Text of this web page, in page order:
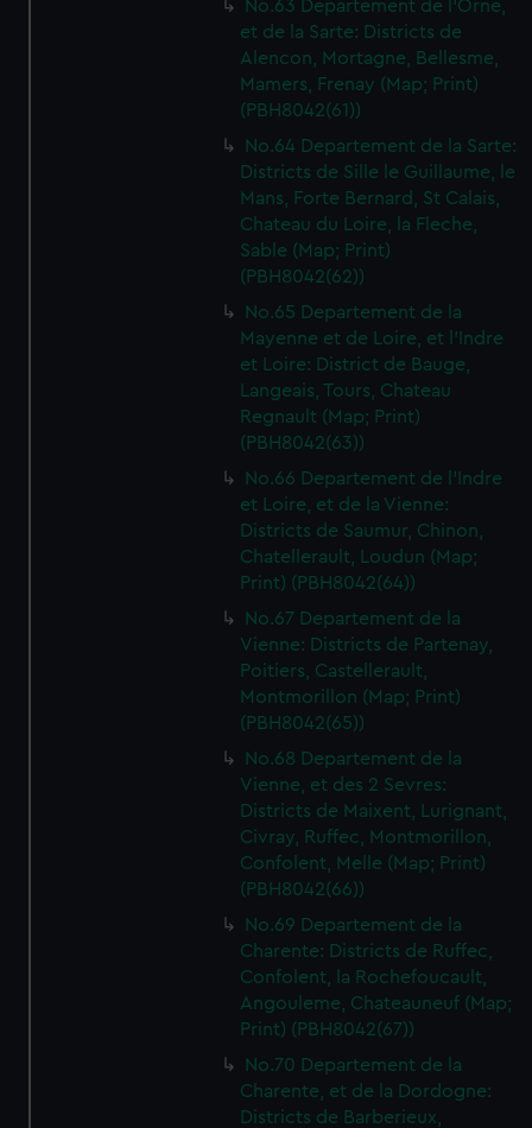
We’d like to use additional cookies to remember your
preferences, understand how our website is used, and to
help us improve it. We may also use cookies to tailor our
marketing to your interests and deliver embedded content
from third-party sources. You can choose to allow all
cookies, change your preferences or opt-out at any time.
No.63 Departement de l'Orne,
et de la Sarte: Districts de
Alencon, Mortagne, Bellesme,
Mamers, Frenay (Map; Print)
(PBH8042(61))
No.64 Departement de la Sarte:
Districts de Sille le Guillaume, le
Mans, Forte Bernard, St Calais,
Chateau du Loire, la Fleche,
Sable (Map; Print)
(PBH8042(62))
No.65 Departement de la
Mayenne et de Loire, et l'Indre
et Loire: District de Bauge,
Langeais, Tours, Chateau
Regnault (Map; Print)
(PBH8042(63))
No.66 Departement de l'Indre
et Loire, et de la Vienne:
Districts de Saumur, Chinon,
Chatellerault, Loudun (Map;
Print) (PBH8042(64))
No.67 Departement de la
Vienne: Districts de Partenay,
Poitiers, Castellerault,
Montmorillon (Map; Print)
(PBH8042(65))
No.68 Departement de la
Vienne, et des 2 Sevres:
Districts de Maixent, Lurignant,
Civray, Ruffec, Montmorillon,
Confolent, Melle (Map; Print)
(PBH8042(66))
No.69 Departement de la
Charente: Districts de Ruffec,
Confolent, la Rochefoucault,
Angouleme, Chateauneuf (Map;
Print) (PBH8042(67))
No.70 Departement de la
Charente, et de la Dordogne:
Districts de Barberieux,